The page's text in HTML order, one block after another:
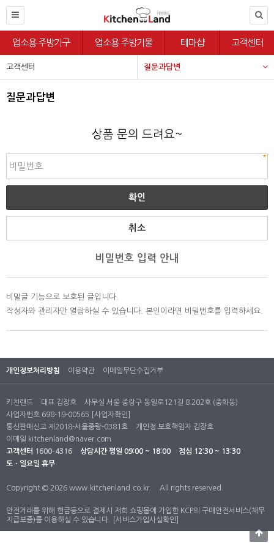
업소용 주방기구 업소용 주방기물 테마샵 고객센터
고객센터 질문과답변
질문과답변
상품 문의 드려요~
취소
비밀번호 입력 안내
비밀글 기능으로 보호된 글입니다.
작성자와 관리자만 열람하실 수 있습니다. 본인이라면 비밀번호를 입력하세요.
개인정보처리방침 이용약관 이메일무단수집거부
키친랜드 대표 김장호
사무실 서울 중랑구 동일로121길 8 202호 (중화동)
사업자번호 698-19-00565
[사업자확인]
통신판매신고 제2018-서울중랑-0381호
개인정 보호책임자 김장호
이메일 kitchenland@naver.com
고객센터 1600-4316 상담시간 평일 09:00 ~ 18:00
점심 12:30 ~ 13:30
토ㆍ일요일 휴무
Copyright © 2026 www.kitchenland.co.kr. All rights reserved.
안전거래를 위해 현금등으로 결제시 저희 쇼핑몰에 가입한 KCP의 구매안전서비스(채무
지급보증)를 이용하실 수 있습니다.
[서비스가입사실확인]